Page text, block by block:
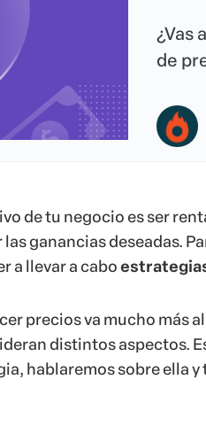
¿Vas
de
de tu negocio es ser
ganancias deseadas.
a llevar a cabo
precios va mucho más
distintos aspectos.
hablaremos sobre ella